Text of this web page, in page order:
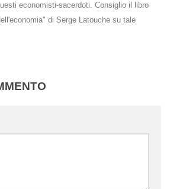
economisti-sacerdoti. Consiglio il libro
di Serge Latouche su tale